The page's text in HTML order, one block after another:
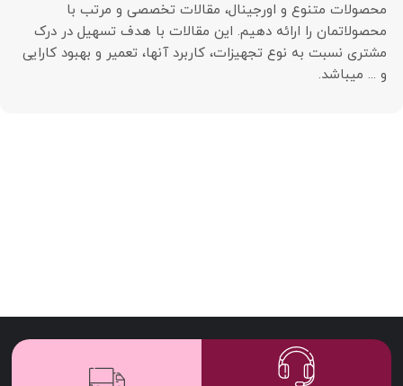
محصولات متنوع و اورجینال، مقالات تخصصی و مرتب با
محصولاتمان را ارائه دهیم. این مقالات با هدف تسهیل در درک
مشتری نسبت به نوع تجهیزات، کاربرد آنها، تعمیر و بهبود کارایی
و ... میباشد.